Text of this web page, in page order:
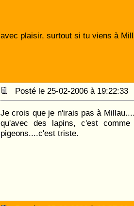
avec plaisir, surtout si tu viens à
Posté le 25-02-2006 à
Je crois que je n'irais pas à
qu'avec des lapins, c'est
pigeons....c'est triste.